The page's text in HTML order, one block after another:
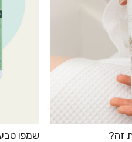
זה?
שמפו